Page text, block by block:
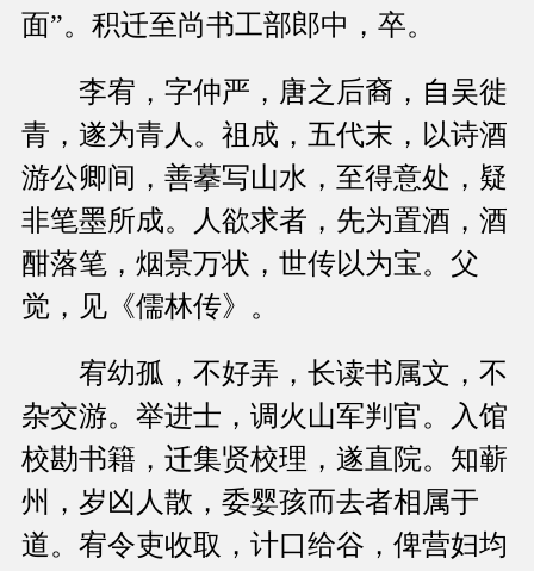
面”。积迁至尚书工部郎中，卒。
李宥，字仲严，唐之后裔，自吴徙
青，遂为青人。祖成，五代末，以诗酒
游公卿间，善摹写山水，至得意处，疑
非笔墨所成。人欲求者，先为置酒，酒
酣落笔，烟景万状，世传以为宝。父
觉，见《儒林传》。
宥幼孤，不好弄，长读书属文，不
杂交游。举进士，调火山军判官。入馆
校勘书籍，迁集贤校理，遂直院。知蕲
州，岁凶人散，委婴孩而去者相属于
道。宥令吏收取，计口给谷，俾营妇均